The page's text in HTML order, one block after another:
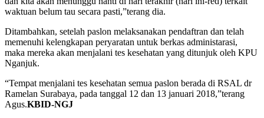
waktuan belum tau secara pasti,”terang dia.
Ditambahkan, setelah paslon melaksanakan pendaftran dan telah
memenuhi kelengkapan peryaratan untuk berkas administarasi,
maka mereka akan menjalani tes kesehatan yang ditunjuk oleh KPU
Nganjuk.
“Tempat menjalani tes kesehatan semua paslon berada di RSAL dr
Ramelan Surabaya, pada tanggal 12 dan 13 januari 2018,”terang
Agus.KBID-NGJ